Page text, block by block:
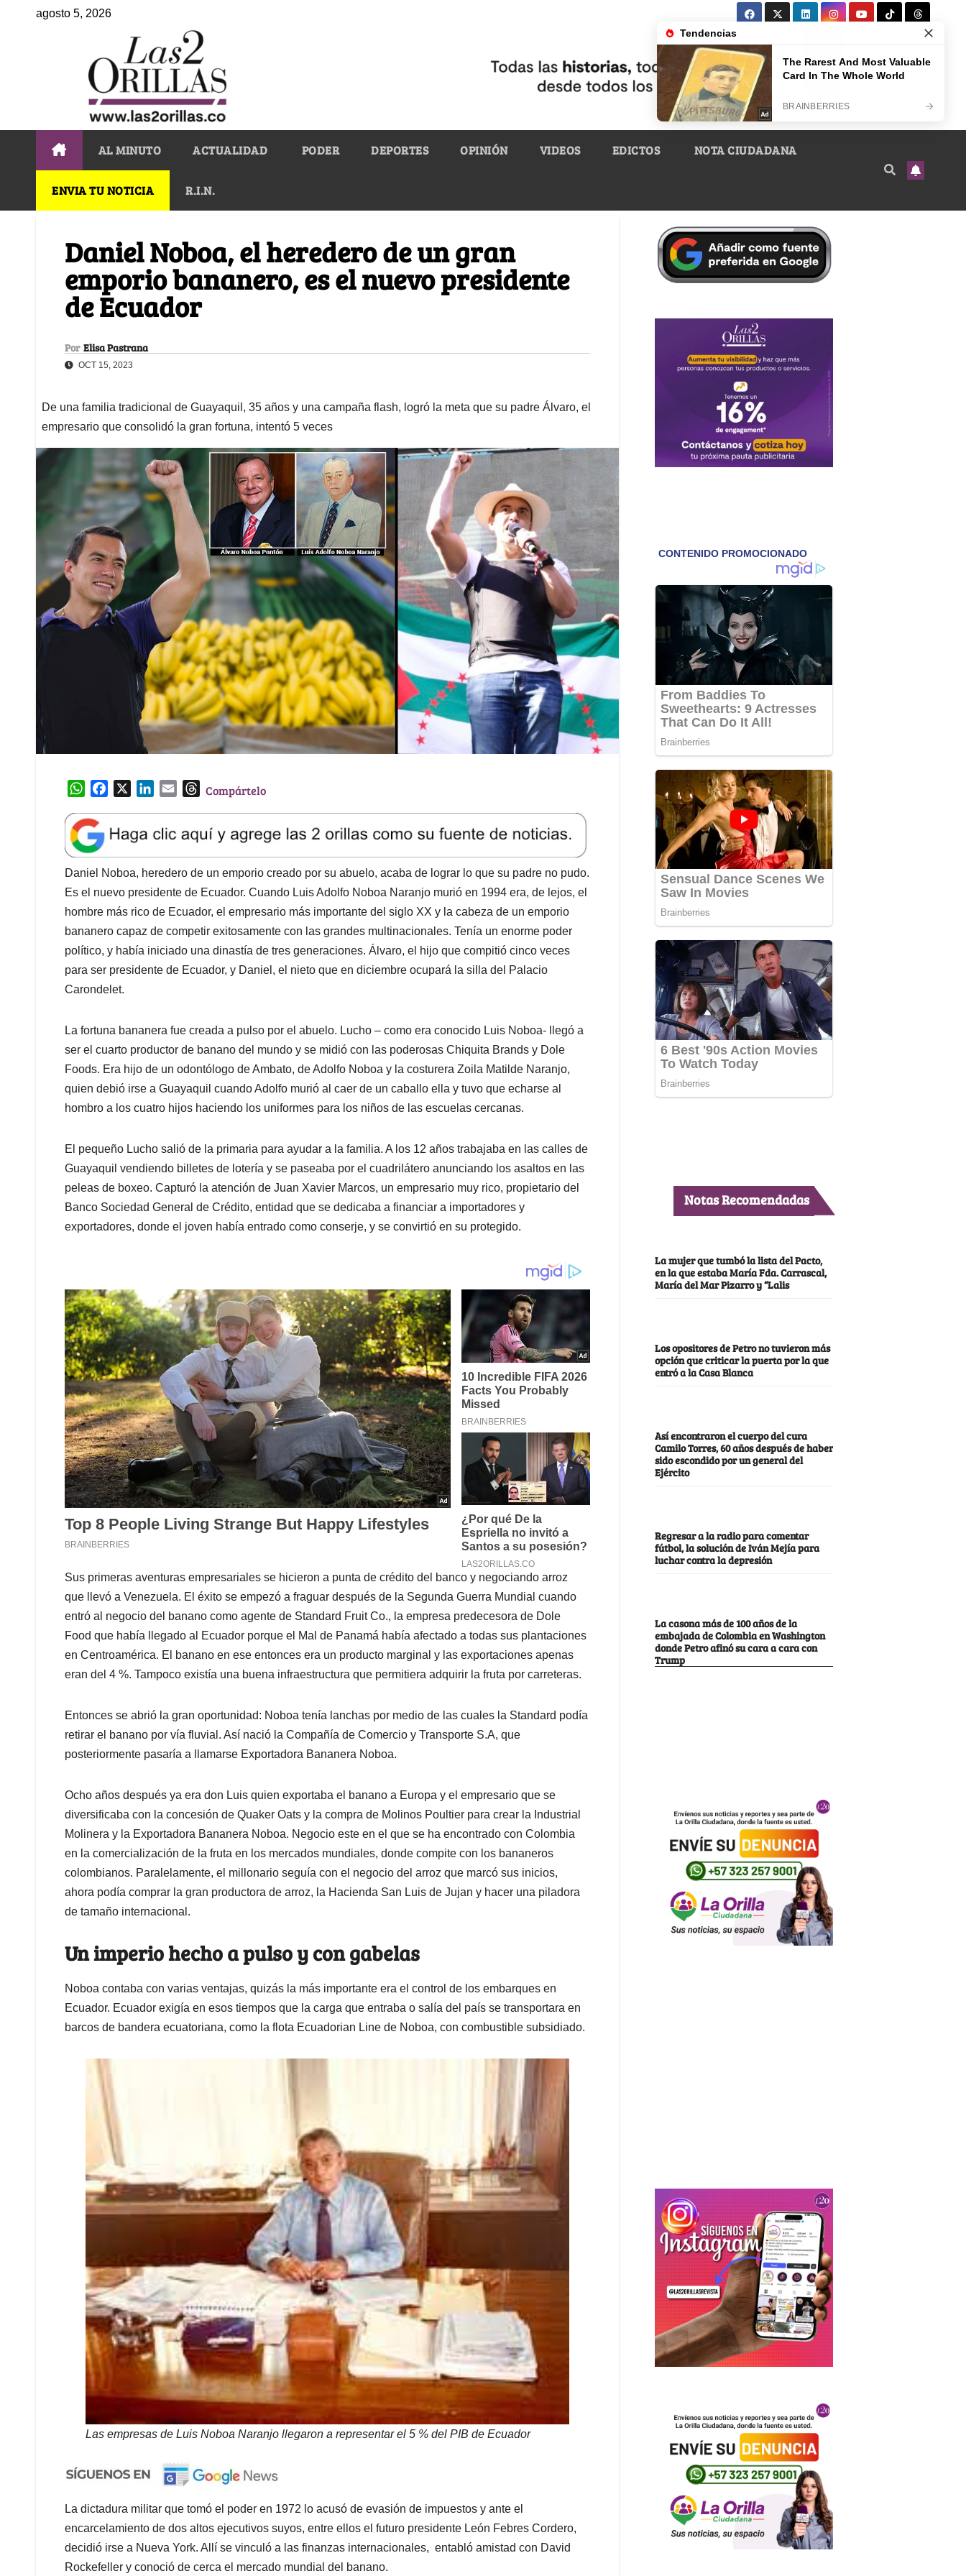
agosto 5, 2026
AL MINUTO ACTUALIDAD PODER DEPORTES OPINIÓN VIDEOS EDICTOS NOTA CIUDADANA
ENVIA TU NOTICIA R.I.N.
Daniel Noboa, el heredero de un gran
emporio bananero, es el nuevo presidente
de Ecuador
Por Elisa Pastrana
OCT 15, 2023
De una familia tradicional de Guayaquil, 35 años y una campaña flash, logró la meta que su padre Álvaro, el
empresario que consolidó la gran fortuna, intentó 5 veces
W
a
t
s
A
p
p
e
b
o
o
k
k
e
d
I
n
l
T
e
a
d
s
Compártelo
Daniel Noboa, heredero de un emporio creado por su abuelo, acaba de lograr lo que su padre no pudo.
Es el nuevo presidente de Ecuador. Cuando Luis Adolfo Noboa Naranjo murió en 1994 era, de lejos, el
hombre más rico de Ecuador, el empresario más importante del siglo XX y la cabeza de un emporio
bananero capaz de competir exitosamente con las grandes multinacionales. Tenía un enorme poder
político, y había iniciado una dinastía de tres generaciones. Álvaro, el hijo que compitió cinco veces
para ser presidente de Ecuador, y Daniel, el nieto que en diciembre ocupará la silla del Palacio
Carondelet.
La fortuna bananera fue creada a pulso por el abuelo. Lucho – como era conocido Luis Noboa- llegó a
ser el cuarto productor de banano del mundo y se midió con las poderosas Chiquita Brands y Dole
Foods. Era hijo de un odontólogo de Ambato, de Adolfo Noboa y la costurera Zoila Matilde Naranjo,
quien debió irse a Guayaquil cuando Adolfo murió al caer de un caballo ella y tuvo que echarse al
hombro a los cuatro hijos haciendo los uniformes para los niños de las escuelas cercanas.
El pequeño Lucho salió de la primaria para ayudar a la familia. A los 12 años trabajaba en las calles de
Guayaquil vendiendo billetes de lotería y se paseaba por el cuadrilátero anunciando los asaltos en las
peleas de boxeo. Capturó la atención de Juan Xavier Marcos, un empresario muy rico, propietario del
Banco Sociedad General de Crédito, entidad que se dedicaba a financiar a importadores y
exportadores, donde el joven había entrado como conserje, y se convirtió en su protegido.
Sus primeras aventuras empresariales se hicieron a punta de crédito del banco y negociando arroz
que llevó a Venezuela. El éxito se empezó a fraguar después de la Segunda Guerra Mundial cuando
entró al negocio del banano como agente de Standard Fruit Co., la empresa predecesora de Dole
Food que había llegado al Ecuador porque el Mal de Panamá había afectado a todas sus plantaciones
en Centroamérica. El banano en ese entonces era un producto marginal y las exportaciones apenas
eran del 4 %. Tampoco existía una buena infraestructura que permitiera adquirir la fruta por carreteras.
Entonces se abrió la gran oportunidad: Noboa tenía lanchas por medio de las cuales la Standard podía
retirar el banano por vía fluvial. Así nació la Compañía de Comercio y Transporte S.A, que
posteriormente pasaría a llamarse Exportadora Bananera Noboa.
Ocho años después ya era don Luis quien exportaba el banano a Europa y el empresario que se
diversificaba con la concesión de Quaker Oats y la compra de Molinos Poultier para crear la Industrial
Molinera y la Exportadora Bananera Noboa. Negocio este en el que se ha encontrado con Colombia
en la comercialización de la fruta en los mercados mundiales, donde compite con los bananeros
colombianos. Paralelamente, el millonario seguía con el negocio del arroz que marcó sus inicios,
ahora podía comprar la gran productora de arroz, la Hacienda San Luis de Jujan y hacer una piladora
de tamaño internacional.
Un imperio hecho a pulso y con gabelas
Noboa contaba con varias ventajas, quizás la más importante era el control de los embarques en
Ecuador. Ecuador exigía en esos tiempos que la carga que entraba o salía del país se transportara en
barcos de bandera ecuatoriana, como la flota Ecuadorian Line de Noboa, con combustible subsidiado.
Las empresas de Luis Noboa Naranjo llegaron a representar el 5 % del PIB de Ecuador
La dictadura militar que tomó el poder en 1972 lo acusó de evasión de impuestos y ante el
encarcelamiento de dos altos ejecutivos suyos, entre ellos el futuro presidente León Febres Cordero,
decidió irse a Nueva York. Allí se vinculó a las finanzas internacionales, entabló amistad con David
Rockefeller y conoció de cerca el mercado mundial del banano.
Notas Recomendadas
La mujer que tumbó la lista del Pacto,
en la que estaba María Fda. Carrascal,
María del Mar Pizarro y “Lalis
Los opositores de Petro no tuvieron más
opción que criticar la puerta por la que
entró a la Casa Blanca
Así encontraron el cuerpo del cura
Camilo Torres, 60 años después de haber
sido escondido por un general del
Ejército
Regresar a la radio para comentar
fútbol, la solución de Iván Mejía para
luchar contra la depresión
La casona más de 100 años de la
embajada de Colombia en Washington
donde Petro afinó su cara a cara con
Trump